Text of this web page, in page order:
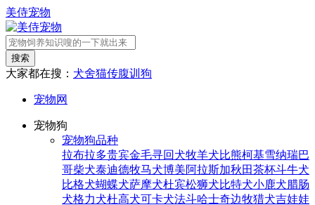
美侍宠物
搜索
大家都在搜： 犬舍猫传腹训狗
宠物网
宠物狗
宠物狗品种
拉布拉多贵宾金毛寻回犬牧羊犬比熊柯基雪纳瑞巴
哥柴犬泰迪德牧马犬博美阿拉斯加秋田茶杯斗牛犬
比格犬蝴蝶犬萨摩犬杜宾松狮犬比特犬小鹿犬腊肠
犬格力犬杜高犬可卡犬法斗哈士奇边牧猎犬吉娃娃